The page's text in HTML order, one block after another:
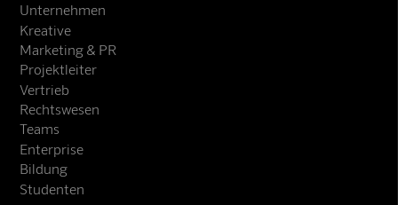
Unternehmen
Kreative
Marketing & PR
Projektleiter
Vertrieb
Rechtswesen
Teams
Enterprise
Bildung
Studenten